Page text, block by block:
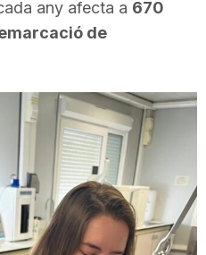
any afecta a 670
de